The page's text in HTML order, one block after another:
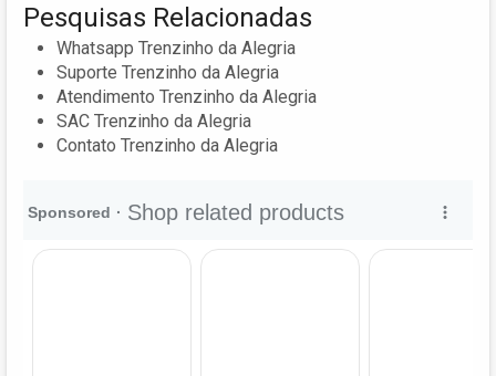
Pesquisas Relacionadas
Whatsapp Trenzinho da Alegria
Suporte Trenzinho da Alegria
Atendimento Trenzinho da Alegria
SAC Trenzinho da Alegria
Contato Trenzinho da Alegria